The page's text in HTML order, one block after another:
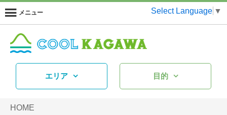
メニュー Select Language ▼
エリア 目的
HOME